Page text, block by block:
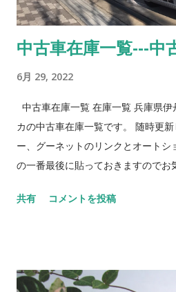
中古車在庫一覧---
6月 29, 2022
中古車在庫一覧 在庫一覧 兵庫県
カの中古車在庫一覧です。 随時更
ー、グーネットのリンクとオート
の一番最後に貼っておきますのでお
色 特徴 1 デイズ ニッサン 黒 H28
ダ 白 上位モデルの カスタムスタイ
共有 コメントを投稿